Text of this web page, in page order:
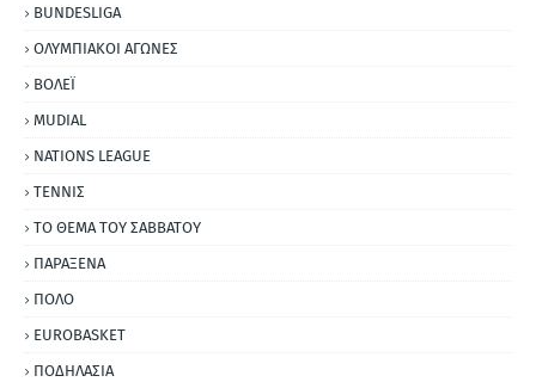
BUNDESLIGA
ΟΛΥΜΠΙΑΚΟΙ ΑΓΩΝΕΣ
ΒΟΛΕΪ
MUDIAL
NATIONS LEAGUE
ΤΕΝΝΙΣ
ΤΟ ΘΕΜΑ ΤΟΥ ΣΑΒΒΑΤΟΥ
ΠΑΡΑΞΕΝΑ
ΠΟΛΟ
EUROBASKET
ΠΟΔΗΛΑΣΙΑ